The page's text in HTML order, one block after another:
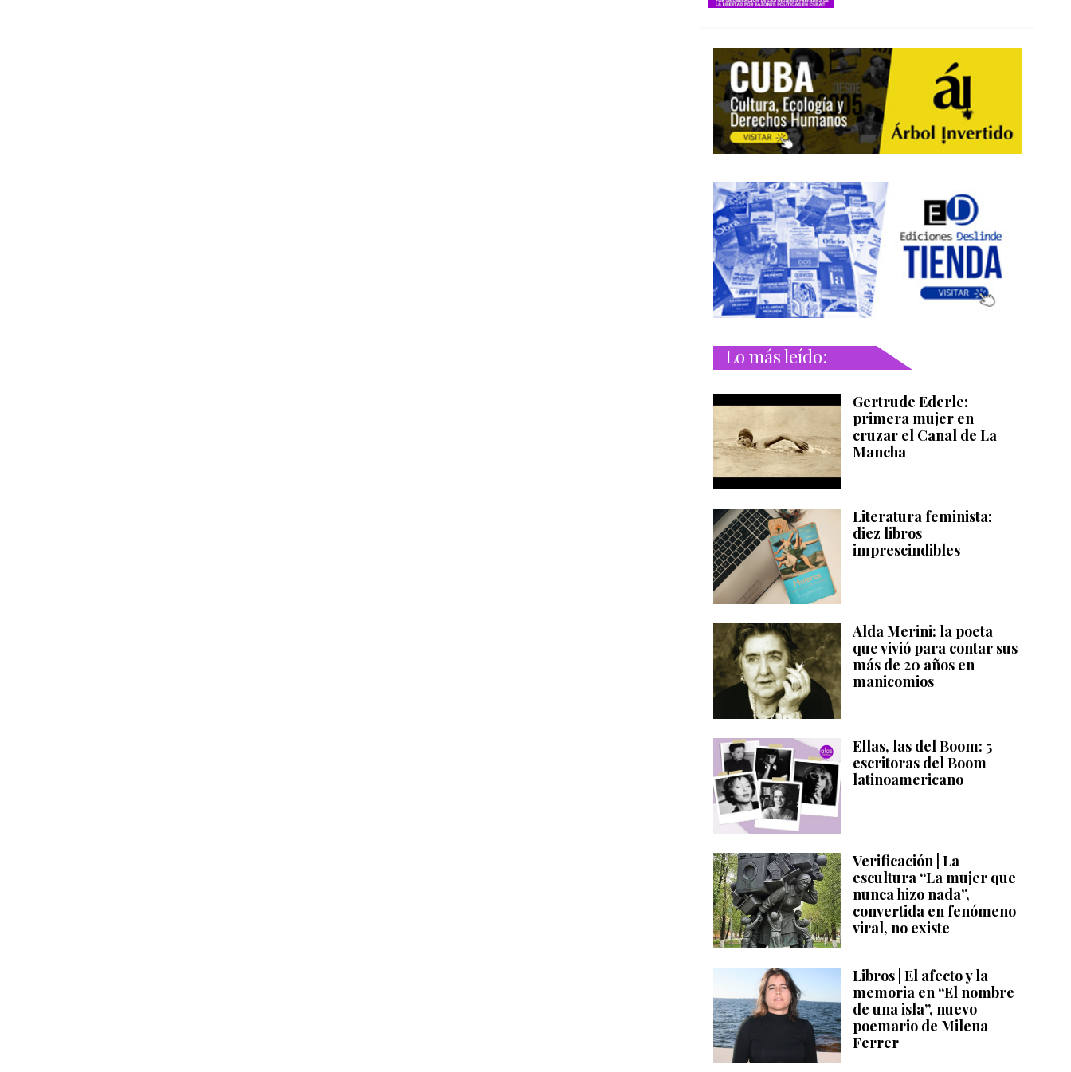
Lo más leído:
Gertrude Ederle:
primera mujer en
cruzar el Canal de La
Mancha
Literatura feminista:
diez libros
imprescindibles
Alda Merini: la poeta
que vivió para contar sus
más de 20 años en
manicomios
Ellas, las del Boom: 5
escritoras del Boom
latinoamericano
Verificación | La
escultura “La mujer que
nunca hizo nada”,
convertida en fenómeno
viral, no existe
Libros | El afecto y la
memoria en “El nombre
de una isla”, nuevo
poemario de Milena
Ferrer